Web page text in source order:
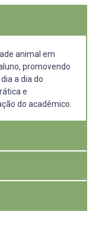
animal em
promovendo
a dia do
e
do acadêmico.
é, em sua
o acadêmico com
da temas
serão